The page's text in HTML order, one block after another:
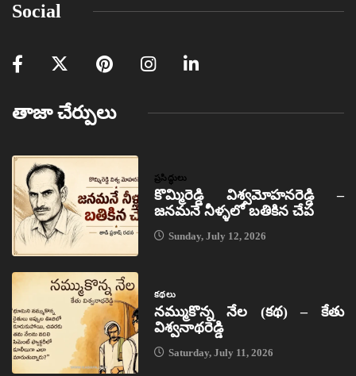
Social
తాజా చేర్పులు
ప్రసిద్ధులు
కొమ్మిరెడ్డి విశ్వమోహనరెడ్డి –
జనమనే నీళ్ళలో బతికిన చేప
Sunday, July 12, 2026
కథలు
నమ్ముకొన్న నేల (కథ) – కేతు
విశ్వనాథరెడ్డి
Saturday, July 11, 2026